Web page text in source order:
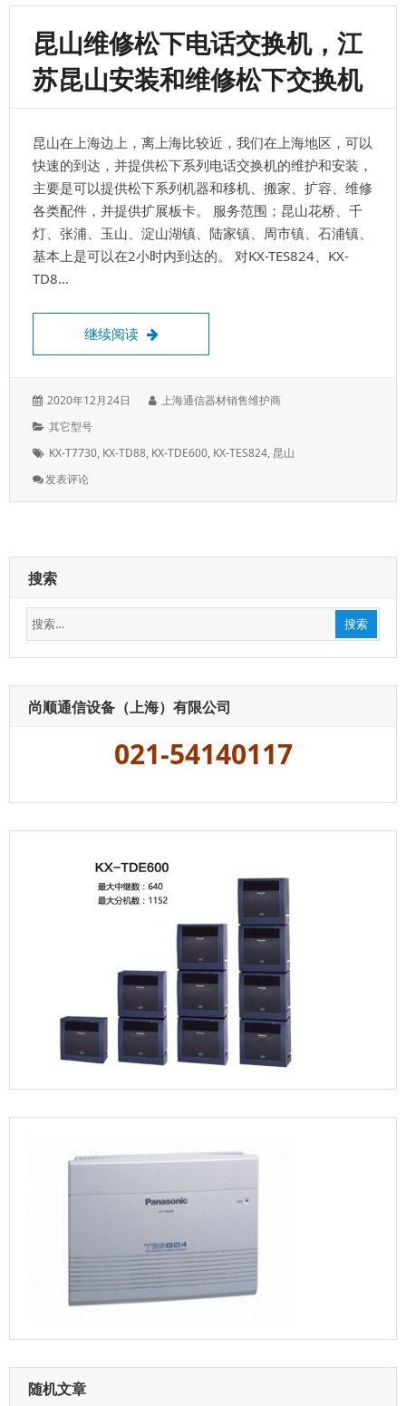
NS300CN
话
交
换
机，
IPPBX
功
能，
智
能
电
交
昆山维修松下电话交换机，江
苏昆山安装和维修松下交换机
昆山在上海边上，离上海比较近，我们在上海地区，可以
快速的到达，并提供松下系列电话交换机的维护和安装，
主要是可以提供松下系列机器和移机、搬家、扩容、维修
各类配件，并提供扩展板卡。 服务范围；昆山花桥、千
灯、张浦、玉山、淀山湖镇、陆家镇、周市镇、石浦镇、
基本上是可以在2小时内到达的。 对KX-TES824、KX-
TD8…
继续阅读 昆山维修松下电话交换机，江苏昆山安装和
发
于：
2020年12月24日
作
上海通信器材销售维护商
分
其它型号
标
KX-T7730, KX-TD88, KX-TDE600, KX-TES824, 昆山
发表评论: 昆
苏
昆
山
修
换
机
搜索
搜
索：
搜索
尚顺通信设备（上海）有限公司
021-54140117
随机文章